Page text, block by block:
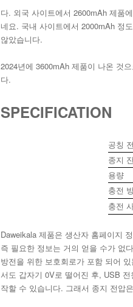
다. 외국 사이트에서 2600mAh 제품
네요. 국내 사이트에서 2000mAh 정
않았습니다.
2024년에 3600mAh 제품이 나온 것
다.
SPECIFICATION
공칭
종지
용량
충전
충전
Daweikala 제품은 생산자 홈페이지
즉 필요한 정보는 거의 얻을 수가 없
방전을 위한 보호회로가 포함 되어
서도 갑자기 0V로 떨어진 후, USB
작할 수 있습니다. 그래서 종지 전압